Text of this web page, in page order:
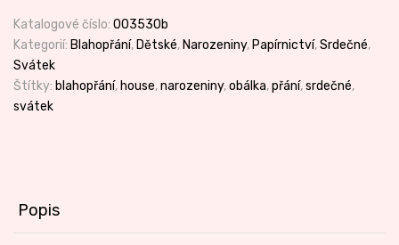
Katalogové číslo: 003530b
Kategorií: Blahopřání, Dětské, Narozeniny, Papírnictví,Srdečné,
Svátek
Štítky: blahopřání, house,narozeniny,obálka,přání,srdečné,
svátek
Popis